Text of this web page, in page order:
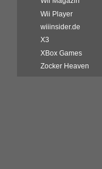
Wii Player
wiiinsider.de
X3
XBox Games
Zocker Heaven